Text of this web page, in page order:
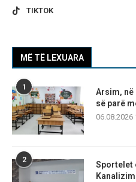
TIKTOK
MË TË LEXUARA
1
Arsim, në
së parë
06.08.2026
2
Sportelet